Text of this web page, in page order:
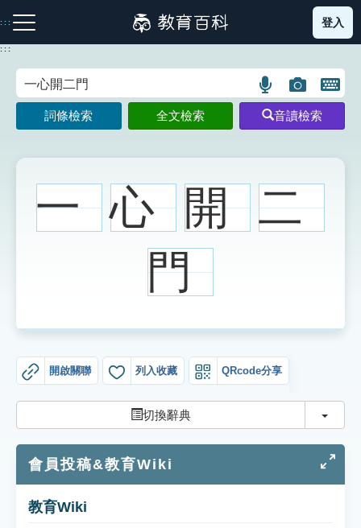
到
主
:::
注音索引圖示 筆畫索引圖示 部首索引表圖示
成語故事
索引選單
知識索引
生命大百科索引
遊戲專區
登入
:::
語
言
搜
示
圖
片
搜
示
開
鍵
圖
詞條檢索 全文檢索 音讀檢索
一 心 開 二
門
開啟關聯 列入收藏 QRcode分享
切換辭典 切換
會員投稿&教育Wiki
教育Wiki